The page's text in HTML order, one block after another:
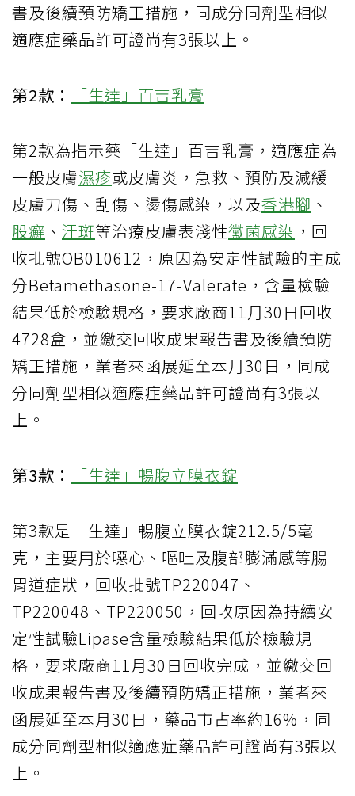
書及後續預防矯正措施，同成分同劑型相似
適應症藥品許可證尚有3張以上。
第2款： 「生達」百吉乳膏
第2款為指示藥「生達」百吉乳膏，適應症為
一般皮膚濕疹或皮膚炎，急救、預防及減緩
皮膚刀傷、刮傷、燙傷感染，以及香港腳 、
股癬 、 汗斑等治療皮膚表淺性黴菌感染 ，回
收批號OB010612，原因為安定性試驗的主成
分Betamethasone-17-Valerate，含量檢驗
結果低於檢驗規格，要求廠商11月30日回收
4728盒，並繳交回收成果報告書及後續預防
矯正措施，業者來函展延至本月30日，同成
分同劑型相似適應症藥品許可證尚有3張以
上。
第3款： 「生達」暢腹立膜衣錠
第3款是「生達」暢腹立膜衣錠212.5/5毫
克，主要用於噁心、嘔吐及腹部膨滿感等腸
胃道症狀，回收批號TP220047、
TP220048、TP220050，回收原因為持續安
定性試驗Lipase含量檢驗結果低於檢驗規
格，要求廠商11月30日回收完成，並繳交回
收成果報告書及後續預防矯正措施，業者來
函展延至本月30日，藥品市占率約16%，同
成分同劑型相似適應症藥品許可證尚有3張以
上。